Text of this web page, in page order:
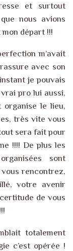
et surtout
nous avions
départ !!!
m’avait
avec son
je pouvais
pro lui aussi,
organise le lieu,
très vite vous
sera fait pour
!!!! De plus les
sont
vous rencontrez,
votre avenir
de vous
totalement
c’est opérée !